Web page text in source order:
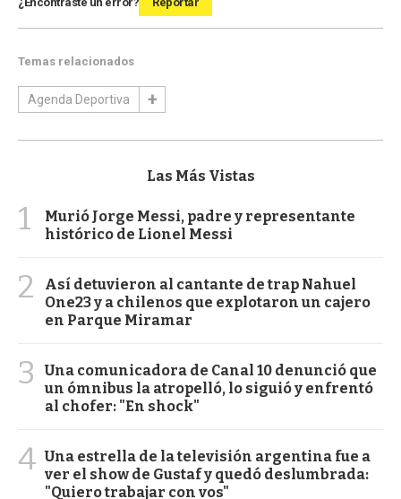
Temas relacionados
Agenda Deportiva
Las Más Vistas
1
Murió Jorge Messi, padre y representante
histórico de Lionel Messi
2
Así detuvieron al cantante de trap Nahuel
One23 y a chilenos que explotaron un cajero
en Parque Miramar
3
Una comunicadora de Canal 10 denunció que
un ómnibus la atropelló, lo siguió y enfrentó
al chofer: "En shock"
4 Una estrella de la televisión argentina fue a
ver el show de Gustaf y quedó deslumbrada:
"Quiero trabajar con vos"